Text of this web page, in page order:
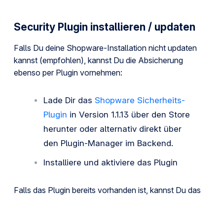
Security Plugin installieren / updaten
Falls Du deine Shopware-Installation nicht updaten
kannst (empfohlen), kannst Du die Absicherung
ebenso per Plugin vornehmen:
Lade Dir das Shopware Sicherheits-
Plugin in Version 1.1.13 über den Store
herunter oder alternativ direkt über
den Plugin-Manager im Backend.
Installiere und aktiviere das Plugin
Falls das Plugin bereits vorhanden ist, kannst Du das